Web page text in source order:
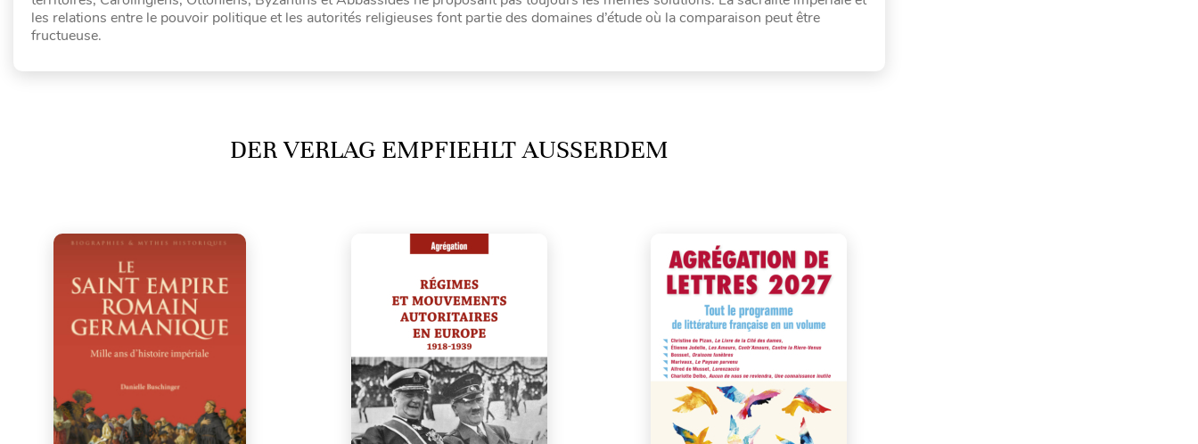
les relations entre le pouvoir politique et les autorités religieuses font partie des domaines d’étude où la comparaison peut être
fructueuse.
DER VERLAG EMPFIEHLT AUSSERDEM